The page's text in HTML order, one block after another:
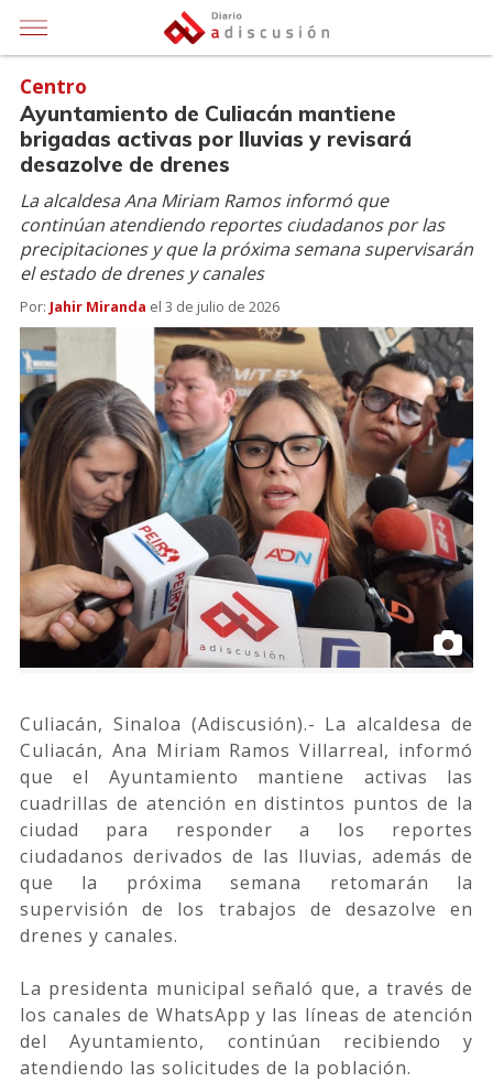
Centro
Ayuntamiento de Culiacán mantiene
brigadas activas por lluvias y revisará
desazolve de drenes
La alcaldesa Ana Miriam Ramos informó que
continúan atendiendo reportes ciudadanos por las
precipitaciones y que la próxima semana supervisarán
el estado de drenes y canales
Por: Jahir Miranda el 3 de julio de 2026
Culiacán, Sinaloa (Adiscusión).- La alcaldesa de
Culiacán, Ana Miriam Ramos Villarreal, informó
que el Ayuntamiento mantiene activas las
cuadrillas de atención en distintos puntos de la
ciudad para responder a los reportes
ciudadanos derivados de las lluvias, además de
que la próxima semana retomarán la
supervisión de los trabajos de desazolve en
drenes y canales.
La presidenta municipal señaló que, a través de
los canales de WhatsApp y las líneas de atención
del Ayuntamiento, continúan recibiendo y
atendiendo las solicitudes de la población.